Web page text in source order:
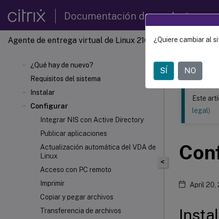
Documentación de productos
Agente de entrega virtual de Linux 2106
¿Qué hay de nuevo?
Requisitos del sistema
Instalar
Configurar
Integrar NIS con Active Directory
Publicar aplicaciones
Actualización automática del VDA de
Linux
Acceso con PC remoto
Imprimir
Copiar y pegar archivos
Transferencia de archivos
Este
<
Este
legal)
April 20,
¿Quiere cambiar al
SÍ NO